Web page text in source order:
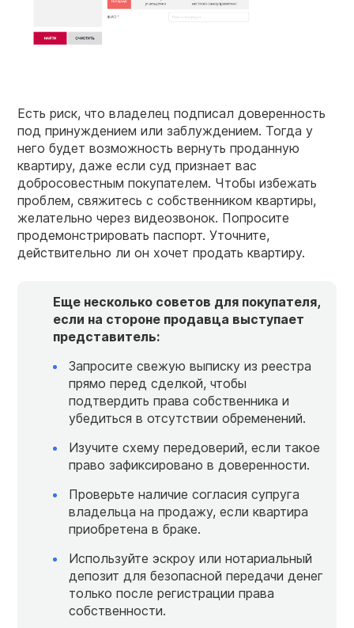
Есть риск, что владелец подписал доверенность
под принуждением или заблуждением. Тогда у
него будет возможность вернуть проданную
квартиру, даже если суд признает вас
добросовестным покупателем. Чтобы избежать
проблем, свяжитесь с собственником квартиры,
желательно через видеозвонок. Попросите
продемонстрировать паспорт. Уточните,
действительно ли он хочет продать квартиру.
Еще несколько советов для покупателя,
если на стороне продавца выступает
представитель:
Запросите свежую выписку из реестра
прямо перед сделкой, чтобы
подтвердить права собственника и
убедиться в отсутствии обременений.
Изучите схему передоверий, если такое
право зафиксировано в доверенности.
Проверьте наличие согласия супруга
владельца на продажу, если квартира
приобретена в браке.
Используйте эскроу или нотариальный
депозит для безопасной передачи денег
только после регистрации права
собственности.